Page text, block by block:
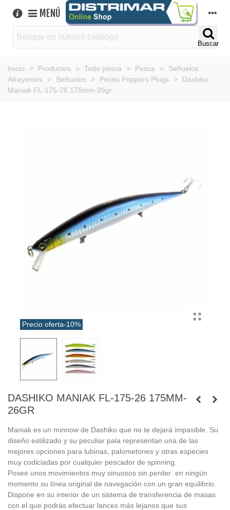
MENÚ
Buscar
Inicio > Productos > Todo pesca > Pesca >
Señuelos
Atrayentes
> Señuelos > Peces Poppers Plugs >
Dashiko
Maniak FL-175-26 175mm-26gr
Precio oferta-10%
DASHIKO MANIAK FL-175-26 175MM-
26GR
Maniak es un minnow de Dashiko que no te dejará impasible. Su
diseño estilizado y su peculiar pala representan una de las
mejores opciones para lubinas, palometones y otras especies
muy codiciadas por cualquier pescador de spinning.
Posee unos movimientos muy sinuosos sin perder en ningún
momento su línea original de navegación con un gran equilibrio.
Dispone en su interior de un sistema de transferencia de masas
con el que podrás efectuar lances más lejanos que sus